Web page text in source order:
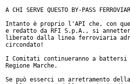
A CHI SERVE QUESTO BY-PASS
Intanto è proprio l'API che, con
e redatto da RFI S.p.A., si
liberato dalla linea ferroviaria
circondato!
I Comitati continueranno a
Regione Marche.
Se può esserci un arretramento